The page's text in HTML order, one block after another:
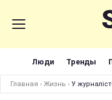
Люди Тренды
Главная › Жизнь › У